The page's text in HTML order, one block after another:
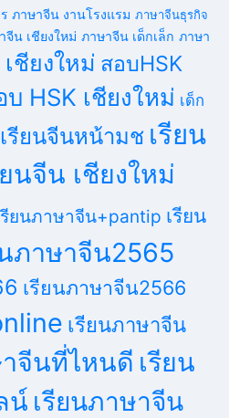
ภาษาจีน งานโรงแรม ภาษาจีนธุรกิจ
จีน เชียงใหม่ ภาษาจีน เด็กเล็ก ภาษา
ชียงใหม่ สอบHSK
บ HSK เชียงใหม่ เด็ก
เรียนจีนหน้ามช เรียน
ยนจีน เชียงใหม่
รียนภาษาจีน+pantip เรียน
ภาษาจีน2565
เรียนภาษาจีน2566
เรียนภาษาจีน
จีนที่ไหนดี เรียน
น์ เรียนภาษาจีน